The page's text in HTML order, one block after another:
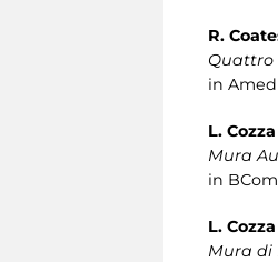
R.
Quattro
in
L. Cozza
Mura
in BCom
L. Cozza
Mura di